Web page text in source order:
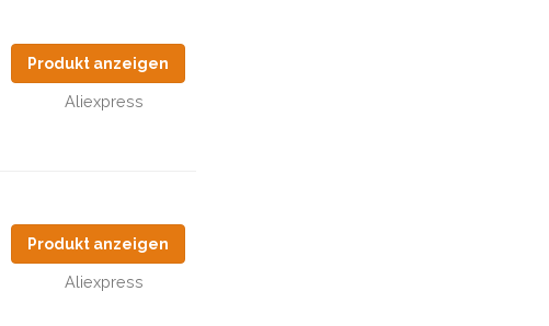
Produkt anzeigen
Aliexpress
Produkt anzeigen
Aliexpress